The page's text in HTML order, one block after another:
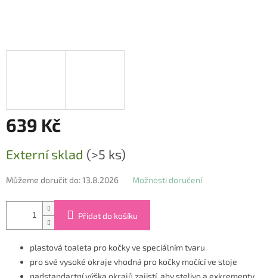
639 Kč
cena:
Externí sklad (>5 ks)
Můžeme doručit do:13.8.2026 Možnosti doručení
Přidat do košíku
plastová toaleta pro kočky ve speciálním tvaru
pro své vysoké okraje vhodná pro kočky močící ve stoje